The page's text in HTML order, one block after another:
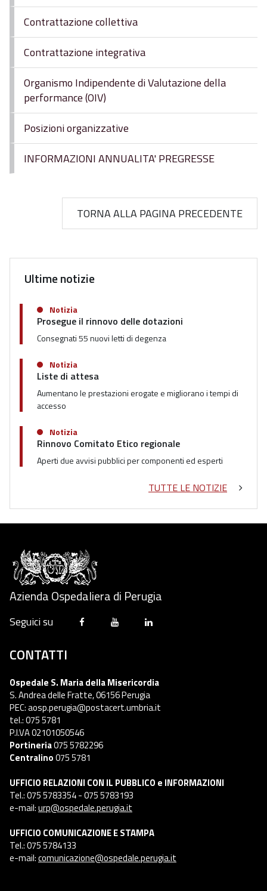
Contrattazione collettiva
Contrattazione integrativa
Organismo Indipendente di Valutazione della
performance (OIV)
Posizioni organizzative
INFORMAZIONI ANNUALITA' PREGRESSE
TORNA ALLA PAGINA PRECEDENTE
Ultime notizie
Notizia
Prosegue il rinnovo delle dotazioni
Consegnati 55 nuovi letti di degenza
Notizia
Liste di attesa
Aumentano le prestazioni erogate e migliorano i tempi di
accesso
Notizia
Rinnovo Comitato Etico regionale
Aperti due avvisi pubblici per componenti ed esperti
TUTTE LE NOTIZIE
Azienda Ospedaliera di Perugia
Seguici su
CONTATTI
Ospedale S. Maria della Misericordia
S. Andrea delle Fratte, 06156 Perugia
PEC: aosp.perugia@postacert.umbria.it
tel.: 075 5781
P.I.VA 02101050546
Portineria075 5782296
Centralino075 5781
UFFICIO RELAZIONI CON IL PUBBLICO e INFORMAZIONI
Tel.: 075 5783354 - 075 5783193
e-mail:urp@ospedale.perugia.it
UFFICIO COMUNICAZIONE E STAMPA
Tel.: 075 5784133
e-mail:comunicazione@ospedale.perugia.it